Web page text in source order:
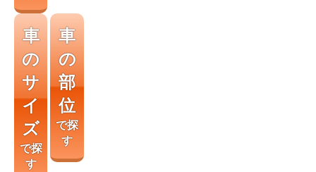
車
の
サ
イ
ズ
で探
す
車
の
部
位
で探
す